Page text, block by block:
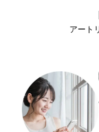
アート